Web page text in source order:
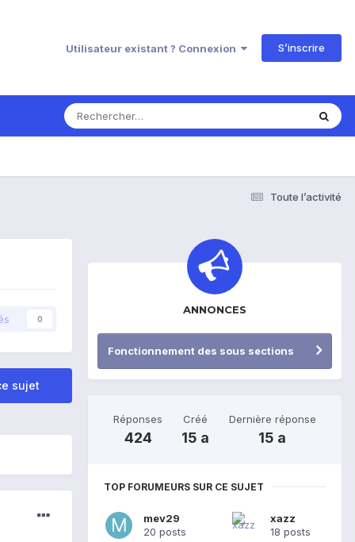
Utilisateur existant ? Connexion S’inscrire
Toute l’activité
0
sujet
ANNONCES
Fonctionnement des sous sections
Réponses
424
Créé
15 a
Dernière réponse
15 a
TOP FORUMEURS SUR CE SUJET
mev29
20 posts
xazz
18 posts